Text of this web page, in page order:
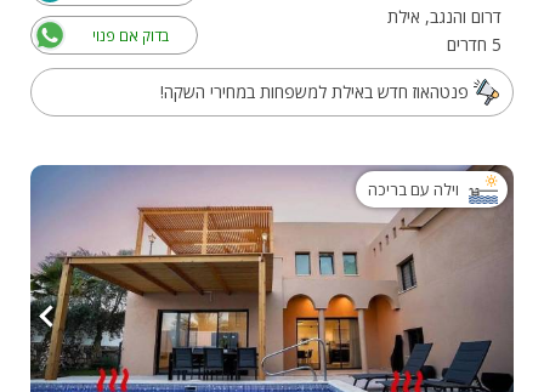
דרום והנגב, אילת
5 חדרים
בדוק אם פנוי
פנטהאוז חדש באילת למשפחות במחירי השקה!
וילה עם בריכה